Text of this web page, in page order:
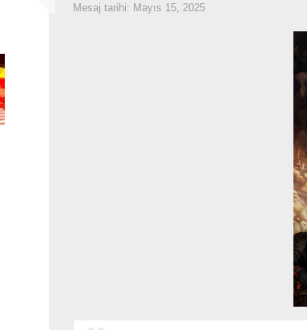
Mesaj tarihi: Mayıs 15, 2025